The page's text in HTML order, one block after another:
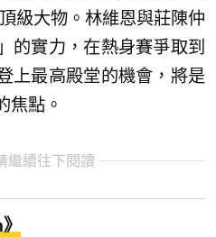
級大物。林維恩與莊陳仲
的實力，在熱身賽爭取到
上最高殿堂的機會，將是
焦點。
繼續往下閱讀